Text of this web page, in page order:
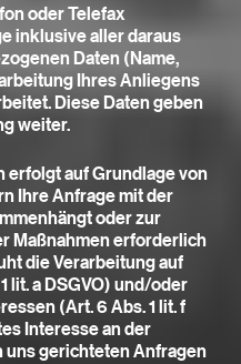
oder Telefax
inklusive aller daraus
Daten (Name,
Ihres Anliegens
Diese Daten geben
weiter.
erfolgt auf Grundlage von
Ihre Anfrage mit der
oder zur
Maßnahmen erforderlich
die Verarbeitung auf
lit. a DSGVO) und/oder
(Art. 6 Abs. 1 lit. f
Interesse an der
gerichteten Anfragen